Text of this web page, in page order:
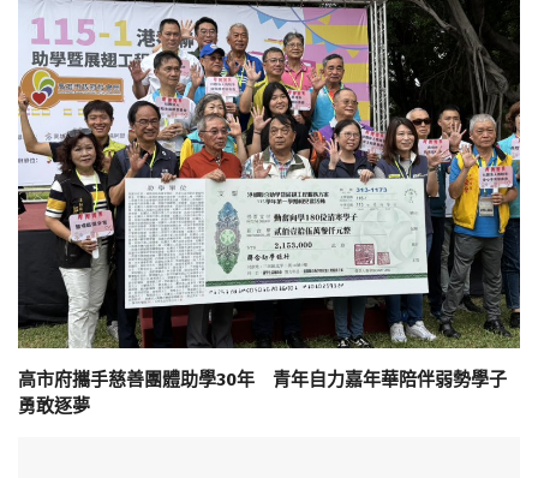
高市府攜手慈善團體助學30年 青年自力嘉年華陪伴弱勢學子
勇敢逐夢